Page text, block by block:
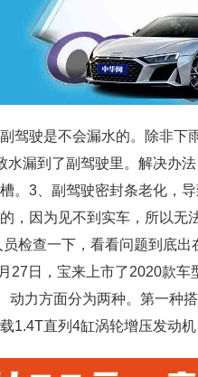
驾驶是不会漏水的。除非下
水漏到了副驾驶里。解决办
。3、副驾驶密封条老化，
，因为见不到实车，所以
检查一下，看看问题到底
27日，宝来上市了2020款
动力方面分为两种。第一种
1.4T直列4缸涡轮增压发动机